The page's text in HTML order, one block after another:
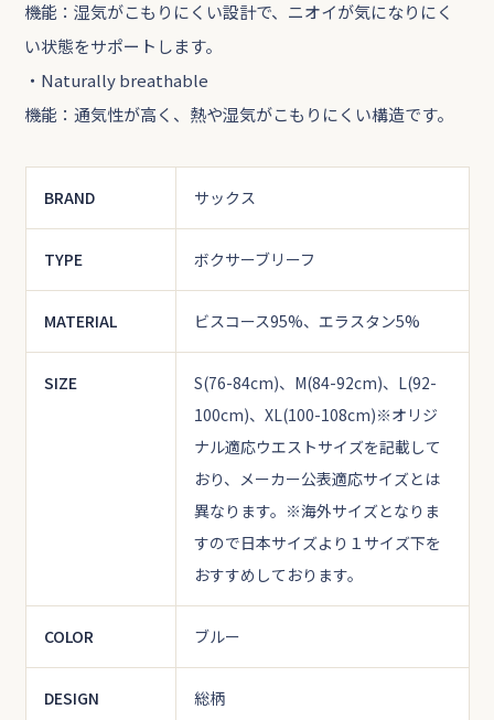
機能：湿気がこもりにくい設計で、ニオイが気になりにく
い状態をサポートします。
・Naturally breathable
機能：通気性が高く、熱や湿気がこもりにくい構造です。
BRAND サックス
TYPE ボクサーブリーフ
MATERIAL ビスコース95%、エラスタン5%
SIZE
S(76-84cm)、M(84-92cm)、L(92-
100cm)、XL(100-108cm)※オリジ
ナル適応ウエストサイズを記載して
おり、メーカー公表適応サイズとは
異なります。 ※海外サイズとなりま
すので日本サイズより１サイズ下を
おすすめしております。
COLOR ブルー
DESIGN 総柄